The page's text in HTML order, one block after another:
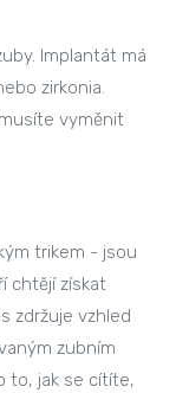
Implantát má
zirkonia.
vyměnit
trikem - jsou
chtějí získat
zdržuje vzhled
zubním
to, jak se cítíte,